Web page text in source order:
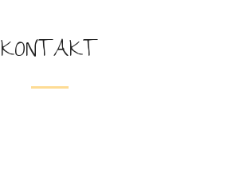
KONTAKT